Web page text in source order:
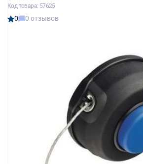
Код товара: 57625
0 0 отзывов